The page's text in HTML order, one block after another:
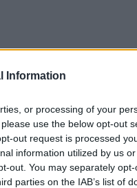
Information
or processing of your
use the below opt-out
out request is processed
information utilized by us
out. You may separately
parties on the IAB’s list of
σε σχεδόν